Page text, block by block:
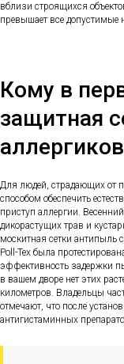
вблизи строящихся
превышает все допустимые
Кому в
защитная
Для людей, страдающих от
способом обеспечить
приступ аллергии.
дикорастущих трав и
москитная сетки антипыль
Poll-Tex была
эффективность задержки
в вашем дворе нет этих
километров. Владельцы
отмечают, что после
антигистаминных